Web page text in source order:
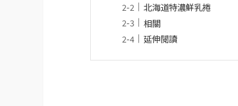
北海道特濃鮮乳捲
相關
延伸閱讀